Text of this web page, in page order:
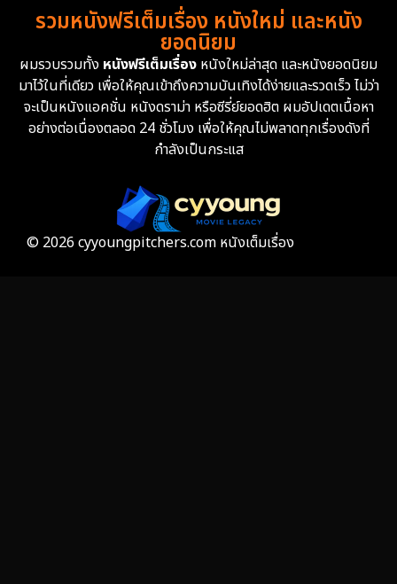
Family ครอบครัว 360
Fantasy จินตนาการ 327
Fiction 9
รวมหนังฟรีเต็มเรื่อง หนังใหม่ และหนัง
ยอดนิยม
ผมรวบรวมทั้ง หนังฟรีเต็มเรื่อง หนังใหม่ล่าสุด และหนังยอดนิยม
มาไว้ในที่เดียว เพื่อให้คุณเข้าถึงความบันเทิงได้ง่ายและรวดเร็ว ไม่ว่า
จะเป็นหนังแอคชั่น หนังดราม่า หรือซีรี่ย์ยอดฮิต ผมอัปเดตเนื้อหา
อย่างต่อเนื่องตลอด 24 ชั่วโมง เพื่อให้คุณไม่พลาดทุกเรื่องดังที่
กำลังเป็นกระแส
© 2026 cyyoungpitchers.com หนังเต็มเรื่อง